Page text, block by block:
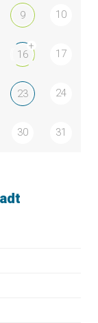
9 10
16
+
17
23 24
30 31